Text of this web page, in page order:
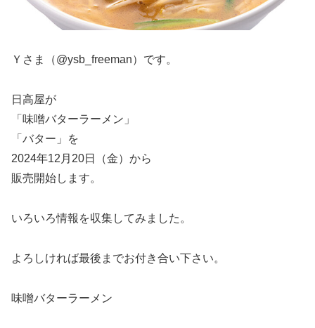
Ｙさま（@ysb_freeman）です。
日高屋が
「味噌バターラーメン」
「バター」を
2024年12月20日（金）から
販売開始します。
いろいろ情報を収集してみました。
よろしければ最後までお付き合い下さい。
味噌バターラーメン